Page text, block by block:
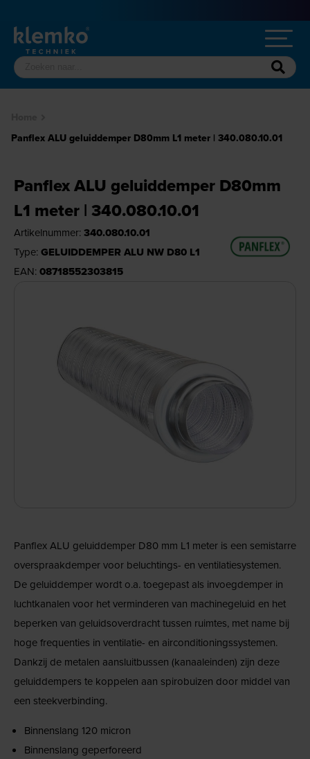
Panflex ALU geluiddemper D80mm L1 meter | 340.080.10.01
Panflex ALU geluiddemper D80mm
L1 meter | 340.080.10.01
Artikelnummer: 340.080.10.01
Type: GELUIDDEMPER ALU NW D80 L1
EAN: 08718552303815
Panflex ALU geluiddemper D80 mm L1 meter is een semistarre
overspraakdemper voor beluchtings- en ventilatiesystemen.
De geluiddemper wordt o.a. toegepast als invoegdemper in
luchtkanalen voor het verminderen van machinegeluid en het
beperken van geluidsoverdracht tussen ruimtes, met name bij
hoge frequenties in ventilatie- en airconditioningssystemen.
Dankzij de metalen aansluitbussen (kanaaleinden) zijn deze
geluiddempers te koppelen aan spirobuizen door middel van
een steekverbinding.
Binnenslang 120 micron
Binnenslang geperforeerd